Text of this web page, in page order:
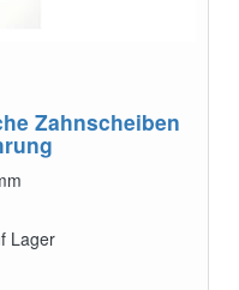
Zahnscheiben
Lager